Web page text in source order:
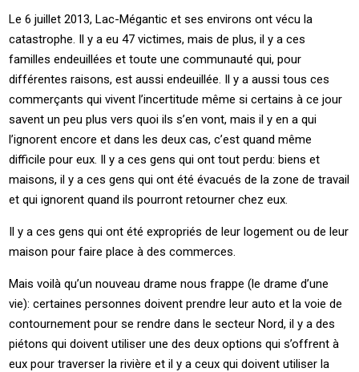
Le 6 juillet 2013, Lac-Mégantic et ses environs ont vécu la
catastrophe. Il y a eu 47 victimes, mais de plus, il y a ces
familles endeuillées et toute une communauté qui, pour
différentes raisons, est aussi endeuillée. Il y a aussi tous ces
commerçants qui vivent l’incertitude même si certains à ce jour
savent un peu plus vers quoi ils s’en vont, mais il y en a qui
l’ignorent encore et dans les deux cas, c’est quand même
difficile pour eux. Il y a ces gens qui ont tout perdu: biens et
maisons, il y a ces gens qui ont été évacués de la zone de travail
et qui ignorent quand ils pourront retourner chez eux.
Il y a ces gens qui ont été expropriés de leur logement ou de leur
maison pour faire place à des commerces.
Mais voilà qu’un nouveau drame nous frappe (le drame d’une
vie): certaines personnes doivent prendre leur auto et la voie de
contournement pour se rendre dans le secteur Nord, il y a des
piétons qui doivent utiliser une des deux options qui s’offrent à
eux pour traverser la rivière et il y a ceux qui doivent utiliser la